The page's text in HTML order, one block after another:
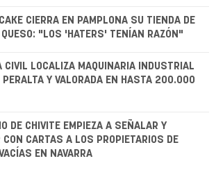
CIERRA EN PAMPLONA SU TIENDA DE
QUESO: "LOS 'HATERS' TENÍAN RAZÓN"
CIVIL LOCALIZA MAQUINARIA INDUSTRIAL
PERALTA Y VALORADA EN HASTA 200.000
DE CHIVITE EMPIEZA A SEÑALAR Y
CON CARTAS A LOS PROPIETARIOS DE
EN NAVARRA